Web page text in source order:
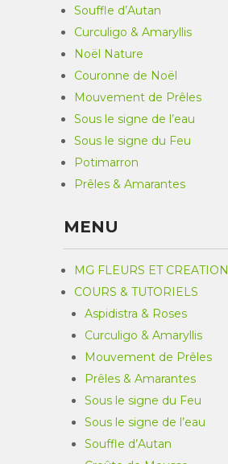
Souffle d’Autan
Curculigo & Amaryllis
Noël Nature
Couronne de Noël
Mouvement de Prêles
Sous le signe de l’eau
Sous le signe du Feu
Potimarron
Prêles & Amarantes
MENU
MG FLEURS ET CREATION
COURS & TUTORIELS
Aspidistra & Roses
Curculigo & Amaryllis
Mouvement de Prêles
Prêles & Amarantes
Sous le signe du Feu
Sous le signe de l’eau
Souffle d’Autan